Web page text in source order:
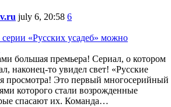
july 6, 20:58 6
«Русских усадеб» можно
большая премьера! Сериал, о котором
наконец-то увидел свет! «Русские
просмотра! Это первый многосерийный
которого стали возрожденные
спасают их. Команда…